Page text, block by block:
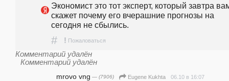
Экономист это тот эксперт, который завтра
скажет почему его вчерашние прогнозы на
сегодня не сбылись.
# ! Пожаловаться
Комментарий удалён
Комментарий удалён
mrovo vng — (7906) Eugene Kukhta 06.10 в 16:07